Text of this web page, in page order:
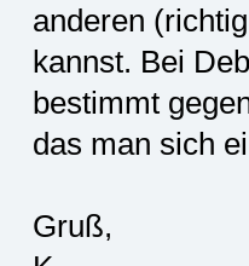
anderen
kannst. Bei
bestimmt
das man sich
Gruß,